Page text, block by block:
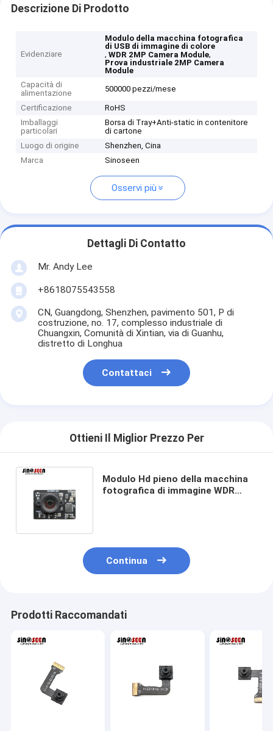
Descrizione Di Prodotto
Evidenziare
Modulo della macchina fotografica
di USB di immagine di colore
,WDR 2MP Camera Module,
Prova industriale 2MP Camera
Module
Capacità di
alimentazione
500000 pezzi/mese
Certificazione
RoHS
Imballaggi
particolari
Borsa di Tray+Anti-static in contenitore
di cartone
Luogo di origine
Shenzhen, Cina
Marca
Sinoseen
Osservi più
Dettagli Di Contatto
Mr. Andy Lee
+8618075543558
CN, Guangdong, Shenzhen, pavimento 501, P di
costruzione, no. 17, complesso industriale di
Chuangxin, Comunità di Xintian, via di Guanhu,
distretto di Longhua
Contattaci
Ottieni Il Miglior Prezzo Per
Modulo Hd pieno della macchina
fotografica di immagine WDR
Continua
Prodotti Raccomandati